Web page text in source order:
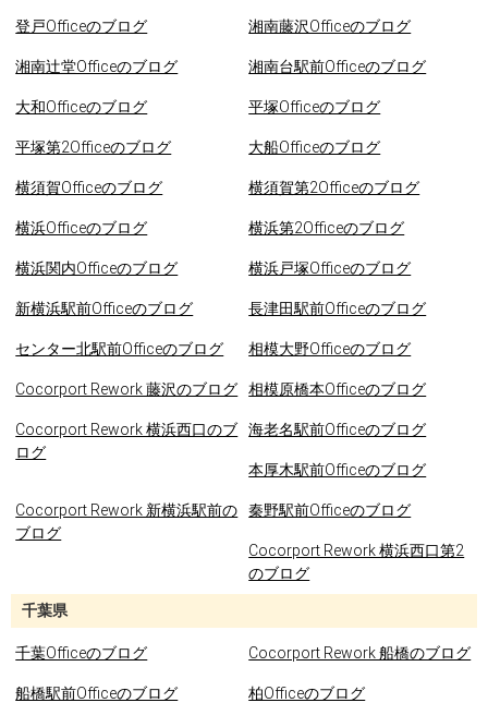
登戸Officeのブログ 湘南藤沢Officeのブログ
湘南辻堂Officeのブログ 湘南台駅前Officeのブログ
大和Officeのブログ 平塚Officeのブログ
平塚第2Officeのブログ 大船Officeのブログ
横須賀Officeのブログ 横須賀第2Officeのブログ
横浜Officeのブログ 横浜第2Officeのブログ
横浜関内Officeのブログ 横浜戸塚Officeのブログ
新横浜駅前Officeのブログ 長津田駅前Officeのブログ
センター北駅前Officeのブログ 相模大野Officeのブログ
Cocorport Rework 藤沢のブログ 相模原橋本Officeのブログ
Cocorport Rework 横浜西口のブ
ログ
海老名駅前Officeのブログ
本厚木駅前Officeのブログ
Cocorport Rework 新横浜駅前の
ブログ
秦野駅前Officeのブログ
Cocorport Rework 横浜西口第2
のブログ
千葉県
千葉Officeのブログ Cocorport Rework 船橋のブログ
船橋駅前Officeのブログ 柏Officeのブログ